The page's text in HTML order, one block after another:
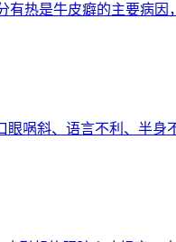
热是牛皮癖的主要病
㖞斜、语言不利、半